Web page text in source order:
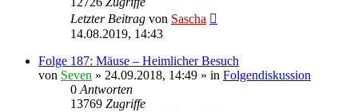
Letzter Beitrag von Sascha
14.08.2019, 14:43
Folge 187: Mäuse – Heimlicher Besuch
von Seven » 24.09.2018, 14:49 » in Folgendiskussion
0 Antworten
13769 Zugriffe